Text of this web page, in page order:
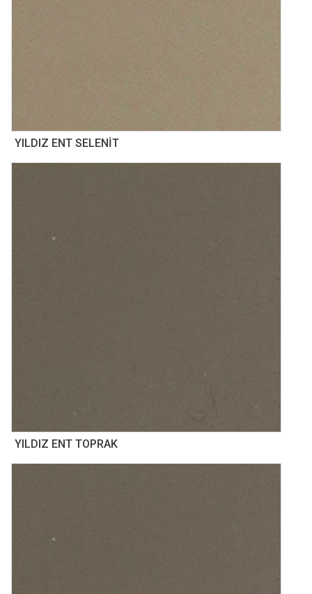
YILDIZ ENT SELENİT
YILDIZ ENT TOPRAK